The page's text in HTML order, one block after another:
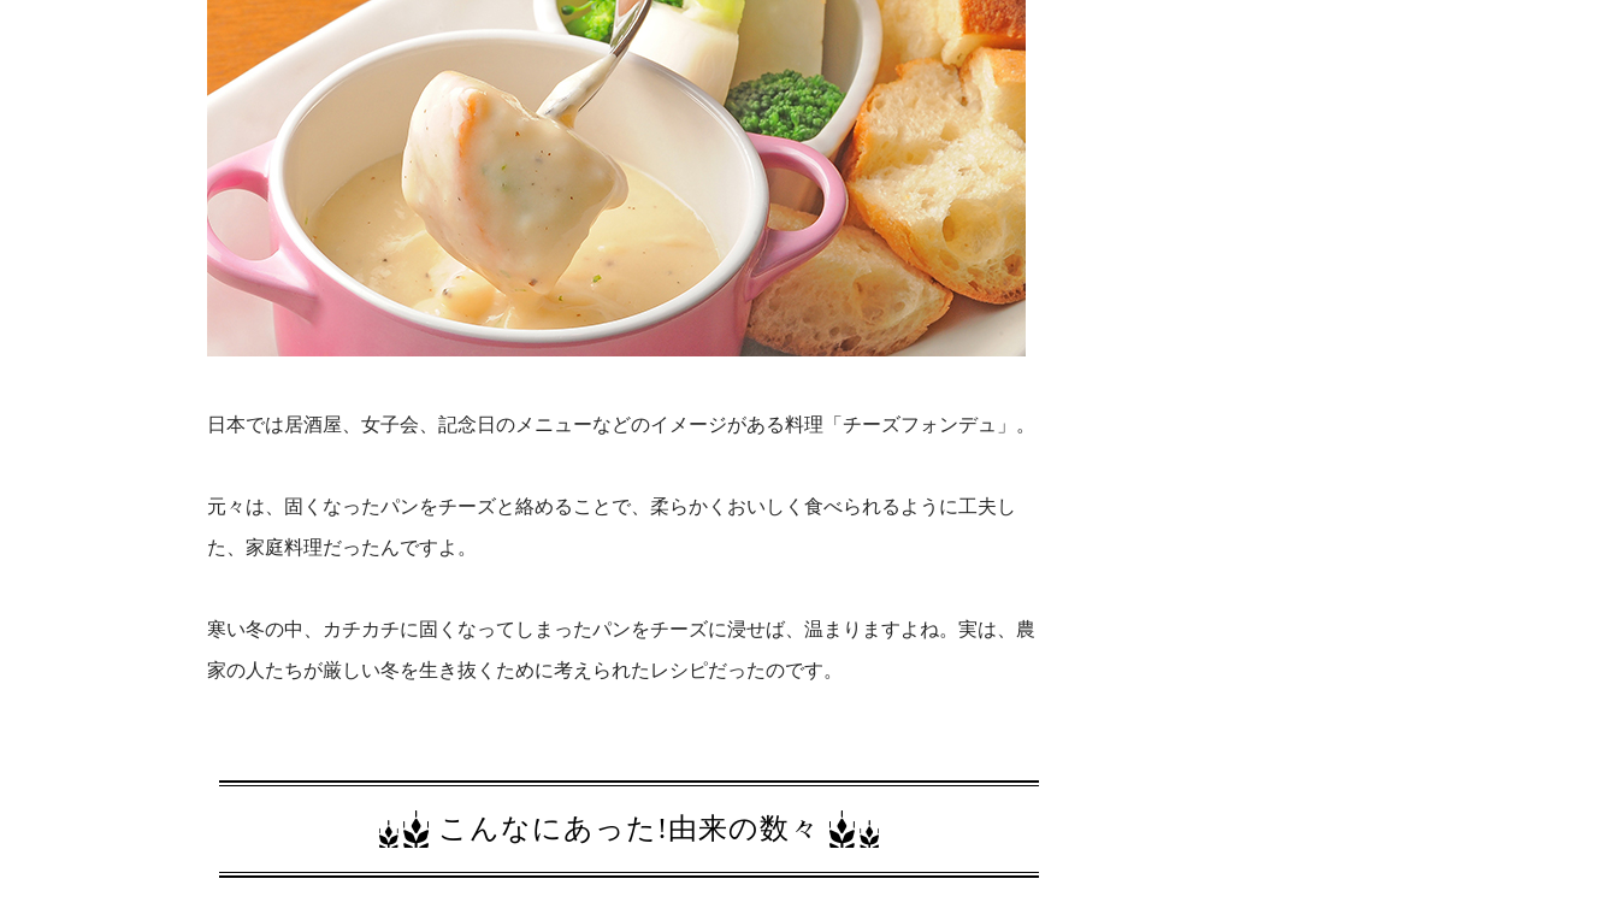
日本では居酒屋、女子会、記念日のメニューなどのイメージがある料理「チーズフォンデュ」。
元々は、固くなったパンをチーズと絡めることで、柔らかくおいしく食べられるように工夫し
た、家庭料理だったんですよ。
寒い冬の中、カチカチに固くなってしまったパンをチーズに浸せば、温まりますよね。実は、農
家の人たちが厳しい冬を生き抜くために考えられたレシピだったのです。
こんなにあった!由来の数々